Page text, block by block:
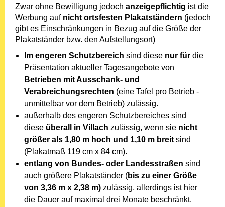
Zwar ohne Bewilligung jedoch anzeigepflichtig ist die
Werbung auf nicht ortsfesten Plakatständern (jedoch
gibt es Einschränkungen in Bezug auf die Größe der
Plakatständer bzw. den Aufstellungsort)
Im engeren Schutzbereich sind diese nur für die
Präsentation aktueller Tagesangebote von
Betrieben mit Ausschank- und
Verabreichungsrechten (eine Tafel pro Betrieb -
unmittelbar vor dem Betrieb) zulässig.
außerhalb des engeren Schutzbereiches sind
diese überall in Villach zulässig, wenn sie nicht
größer als 1,80 m hoch und 1,10 m breit sind
(Plakatmaß 119 cm x 84 cm).
entlang von Bundes- oder Landesstraßen sind
auch größere Plakatständer (bis zu einer Größe
von 3,36 m x 2,38 m) zulässig, allerdings ist hier
die Dauer auf maximal drei Monate beschränkt.